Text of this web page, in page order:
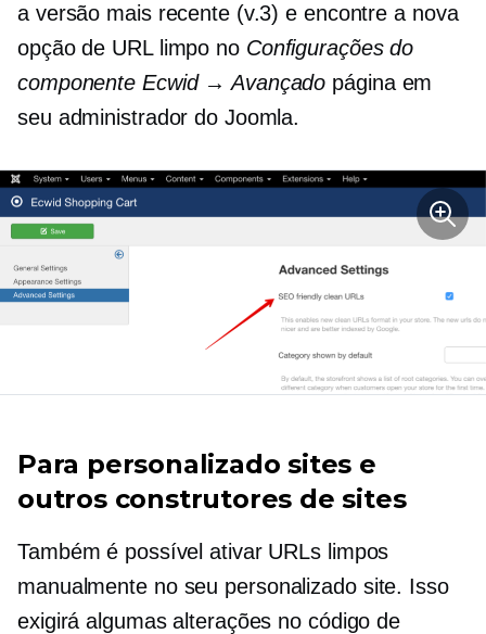
a versão mais recente (v.3) e encontre a nova
opção de URL limpo no Configurações do
componente Ecwid → Avançado página em
seu administrador do Joomla.
Para personalizado sites e
outros construtores de sites
Também é possível ativar URLs limpos
manualmente no seu personalizadosite. Isso
exigirá algumas alterações no código de